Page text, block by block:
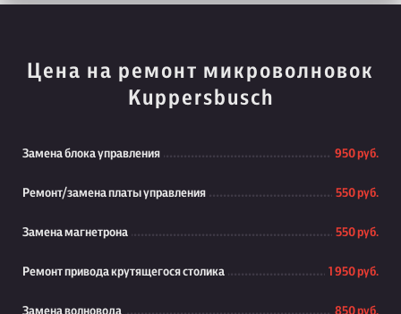
Цена на ремонт микроволновок
Kuppersbusch
Замена блока управления 950 руб.
Ремонт/замена платы управления 550 руб.
Замена магнетрона 550 руб.
Ремонт привода крутящегося столика 1 950 руб.
Замена волновода 850 руб.